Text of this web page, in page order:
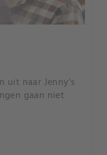
uit naar Jenny's
gaan niet